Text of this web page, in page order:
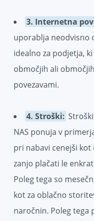
3. Internetna
uporablja neodvisno
idealno za podjetja,
območjih ali
povezavami.
4. Stroški:
NAS ponuja v
pri nabavi cenejši
zanjo plačati le
Poleg tega so
kot za oblačno
naročnin. Poleg tega